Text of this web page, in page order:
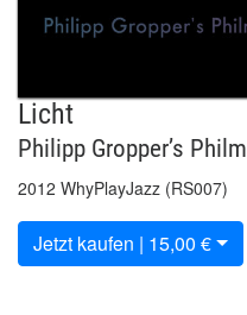
Licht
Philipp Gropper’s Philm
2012 WhyPlayJazz (RS007)
Jetzt kaufen | 15,00 €